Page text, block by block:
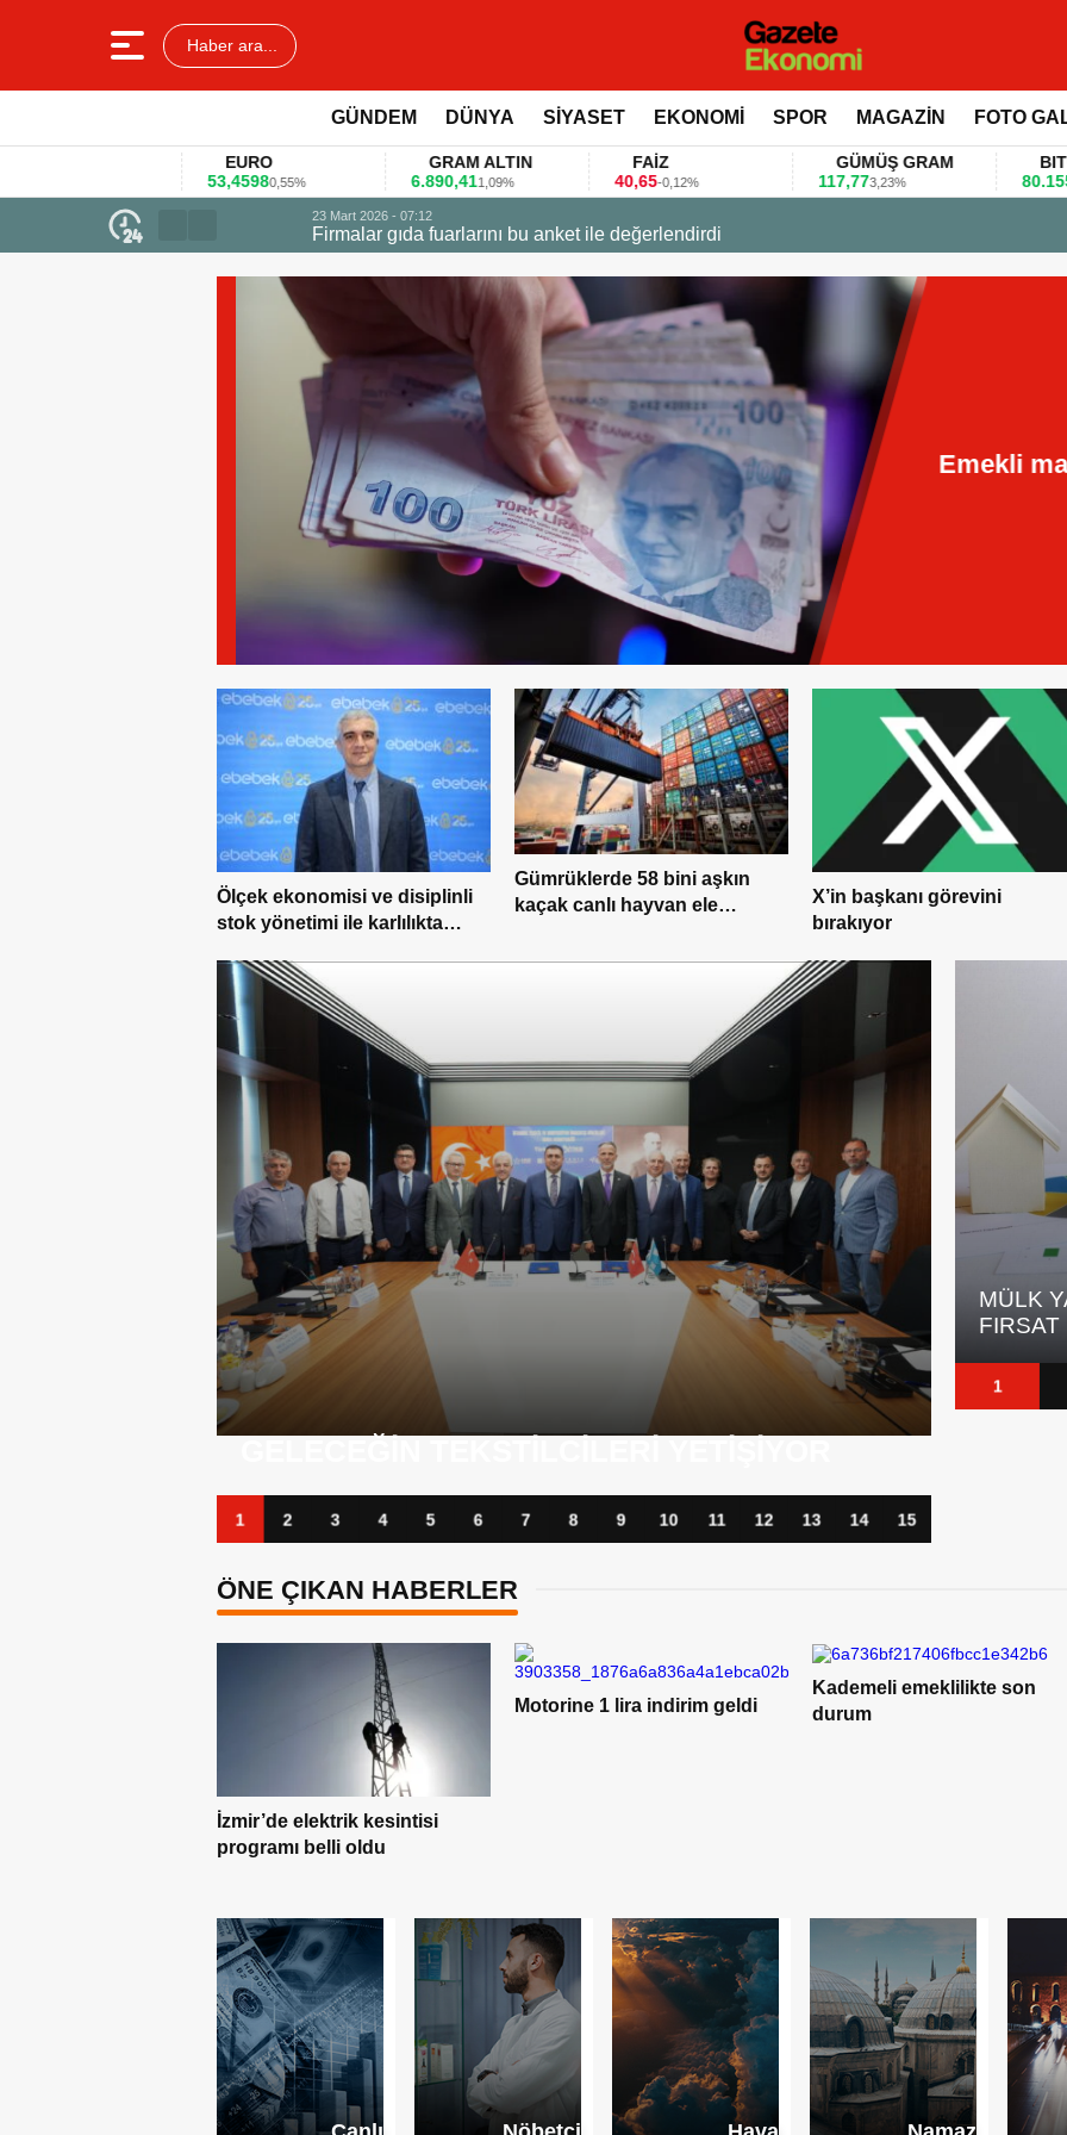
Haber ara...
GÜNDEM DÜNYA SİYASET EKONOMİ SPOR MAGAZİN FOTO
0,55%
GRAM ALTIN
1,09%
FAİZ
40,65
-0,12%
GÜMÜŞ GRAM
3,23%
BITCOIN
80.155,00 0,36%
23 Mart 2026 - 07:12
Firmalar gıda fuarlarını bu anket ile değerlendirdi
Emekli
Ölçek ekonomisi ve disiplinli
stok yönetimi ile karlılıkta
Gümrüklerde 58 bini aşkın
kaçak canlı hayvan ele
X’in başkanı görevini
bırakıyor
BANKA KÂRLARI ZIRVEDE, KREDI
1 2 3 4 5 6 7 8 9 10 11 12 13 14 15
MÜLK YATIRIMCILARI IÇIN YENI
4,2
1
ÖNE ÇIKAN HABERLER
Motorine 1 lira indirim geldi
Kademeli emeklilikte son
durum
Quick Sigorta Borsa
İstanbul’da işleme başladı